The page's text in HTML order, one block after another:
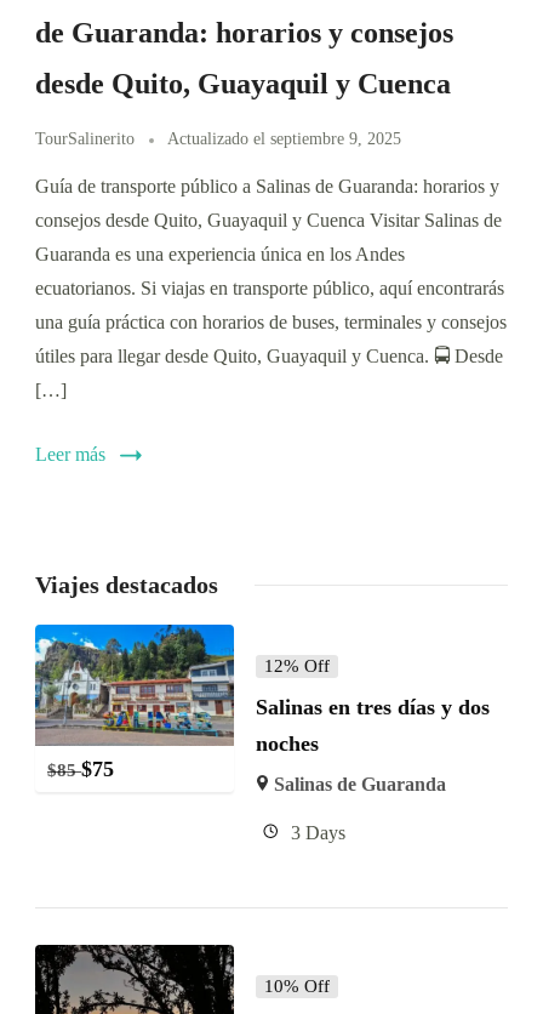
de Guaranda: horarios y consejos
desde Quito, Guayaquil y Cuenca
TourSalinerito Actualizado el septiembre 9, 2025
Guía de transporte público a Salinas de Guaranda: horarios y
consejos desde Quito, Guayaquil y Cuenca Visitar Salinas de
Guaranda es una experiencia única en los Andes
ecuatorianos. Si viajas en transporte público, aquí encontrarás
una guía práctica con horarios de buses, terminales y consejos
útiles para llegar desde Quito, Guayaquil y Cuenca. 🚍 Desde
[…]
Leer más
Viajes destacados
$85 $75
12% Off
Salinas en tres días y dos
noches
Salinas de Guaranda
3 Days
10% Off